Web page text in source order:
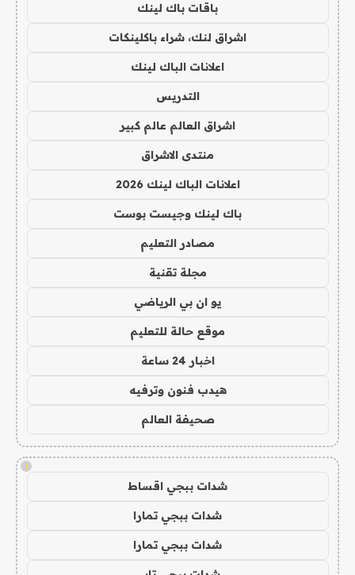
باقات باك لينك
اشراق لنك، شراء باكلينكات
اعلانات الباك لينك
التدريس
اشراق العالم عالم كبير
منتدى الاشراق
اعلانات الباك لينك 2026
باك لينك وجيست بوست
مصادر التعليم
مجلة تقنية
يو ان بي الرياضي
موقع حالة للتعليم
اخبار 24 ساعة
هيدب فنون وترفيه
صحيفة العالم
!
شدات ببجي اقساط
شدات ببجي تمارا
شدات ببجي تمارا